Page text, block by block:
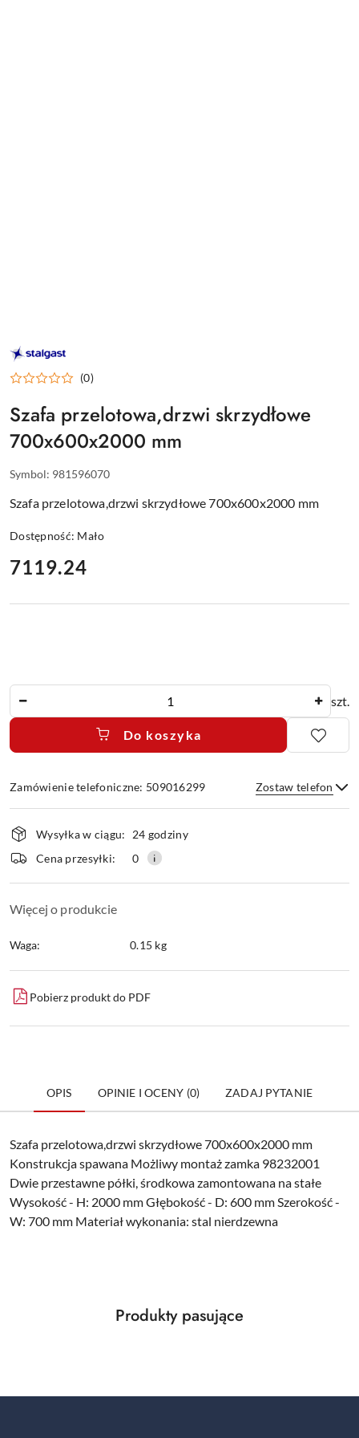
STALGAST
–
WYPOSAŻENIE
DLA
(0)
Szafa przelotowa,drzwi skrzydłowe
700x600x2000 mm
Symbol: 981596070
Szafa przelotowa,drzwi skrzydłowe 700x600x2000 mm
Dostępność: Mało
cena:
7119.24
szt.
Do koszyka
Zamówienie telefoniczne: 509016299 Zostaw telefon
Wyślij
Dostępność
i
dostawa
Wysyłka w ciągu:
24 godziny
Cena przesyłki:
0
Więcej o produkcie
Waga: 0.15 kg
Pobierz produkt do PDF
OPIS OPINIE I OCENY (0) ZADAJ PYTANIE
Szafa przelotowa,drzwi skrzydłowe 700x600x2000 mm
Konstrukcja spawana Możliwy montaż zamka 98232001
Dwie przestawne półki, środkowa zamontowana na stałe
Wysokość - H: 2000 mm Głębokość - D: 600 mm Szerokość -
W: 700 mm Materiał wykonania: stal nierdzewna
Pomiń karuzelę produktów
Produkty
Produkty pasujące